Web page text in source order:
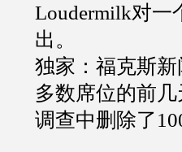
Loudermilk对一
出。
独家：福克斯
多数席位的前
调查中删除了